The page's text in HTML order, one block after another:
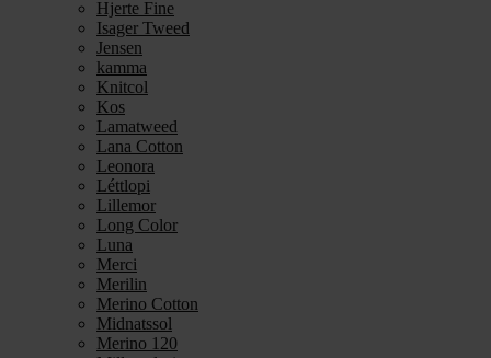
Hjerte Fine
Isager Tweed
Jensen
kamma
Knitcol
Kos
Lamatweed
Lana Cotton
Leonora
Léttlopi
Lillemor
Long Color
Luna
Merci
Merilin
Merino Cotton
Midnatssol
Merino 120